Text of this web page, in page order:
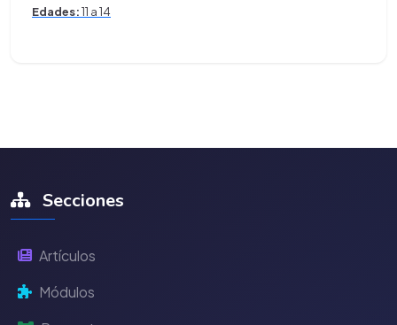
Edades:11 a 14
Secciones
Artículos
Módulos